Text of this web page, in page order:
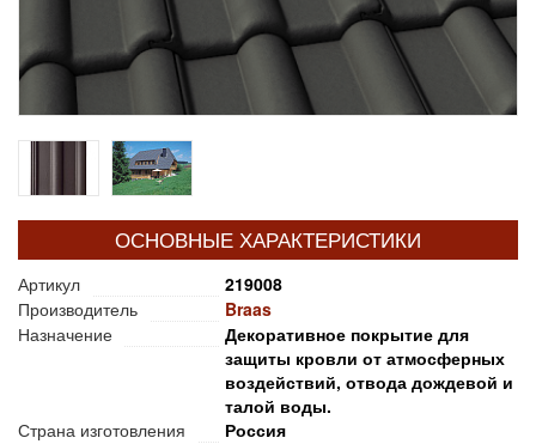
ОСНОВНЫЕ ХАРАКТЕРИСТИКИ
Артикул
219008
Производитель
Braas
Назначение
Декоративное покрытие для
защиты кровли от атмосферных
воздействий, отвода дождевой и
талой воды.
Страна изготовления
Россия